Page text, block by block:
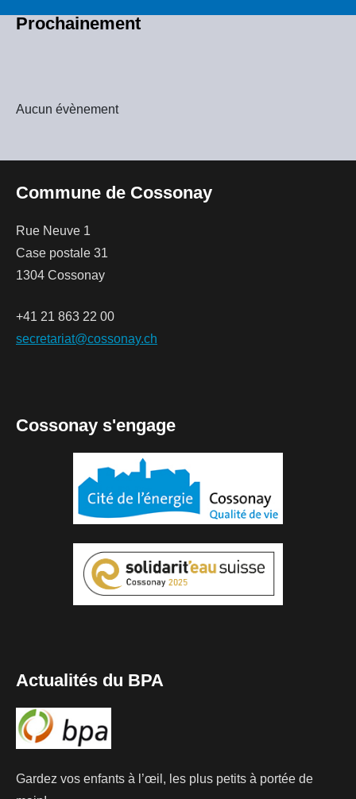
Prochainement
Aucun évènement
Commune de Cossonay
Rue Neuve 1
Case postale 31
1304 Cossonay
+41 21 863 22 00
secretariat@cossonay.ch
Cossonay s'engage
Actualités du BPA
Gardez vos enfants à l’œil, les plus petits à portée de